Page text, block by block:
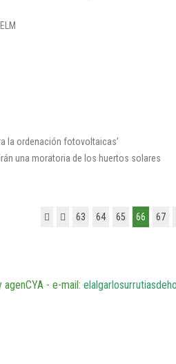
la ordenación fotovoltaicas’
una moratoria de los huertos solares
63 64 65 66 67
- e-mail: